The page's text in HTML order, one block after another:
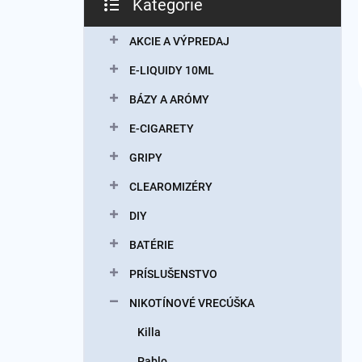
kategórie
Kategórie
AKCIE A VÝPREDAJ
E-LIQUIDY 10ML
BÁZY A ARÓMY
E-CIGARETY
GRIPY
CLEAROMIZÉRY
DIY
BATÉRIE
PRÍSLUŠENSTVO
NIKOTÍNOVÉ VRECÚŠKA
Killa